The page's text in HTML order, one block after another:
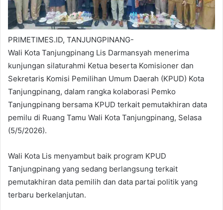
PRIMETIMES.ID, TANJUNGPINANG-
Wali Kota Tanjungpinang Lis Darmansyah menerima
kunjungan silaturahmi Ketua beserta Komisioner dan
Sekretaris Komisi Pemilihan Umum Daerah (KPUD) Kota
Tanjungpinang, dalam rangka kolaborasi Pemko
Tanjungpinang bersama KPUD terkait pemutakhiran data
pemilu di Ruang Tamu Wali Kota Tanjungpinang, Selasa
(5/5/2026).
Wali Kota Lis menyambut baik program KPUD
Tanjungpinang yang sedang berlangsung terkait
pemutakhiran data pemilih dan data partai politik yang
terbaru berkelanjutan.